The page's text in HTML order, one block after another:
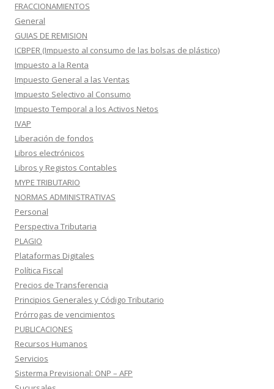
FRACCIONAMIENTOS
General
GUIAS DE REMISION
ICBPER (Impuesto al consumo de las bolsas de plástico)
Impuesto a la Renta
Impuesto General a las Ventas
Impuesto Selectivo al Consumo
Impuesto Temporal a los Activos Netos
IVAP
Liberación de fondos
Libros electrónicos
Libros y Registos Contables
MYPE TRIBUTARIO
NORMAS ADMINISTRATIVAS
Personal
Perspectiva Tributaria
PLAGIO
Plataformas Digitales
Política Fiscal
Precios de Transferencia
Principios Generales y Código Tributario
Prórrogas de vencimientos
PUBLICACIONES
Recursos Humanos
Servicios
Sisterma Previsional: ONP – AFP